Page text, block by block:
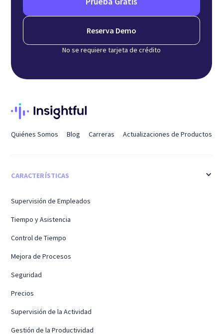
Reserva Demo
No se requiere tarjeta de crédito
Quiénes Somos Blog Carreras Actualizaciones de Productos
CARACTERÍSTICAS
Supervisión de Empleados
Tiempo y Asistencia
Control de Tiempo
Mejora de Procesos
Seguridad
Precios
Supervisión de la Actividad
Gestión de la Productividad